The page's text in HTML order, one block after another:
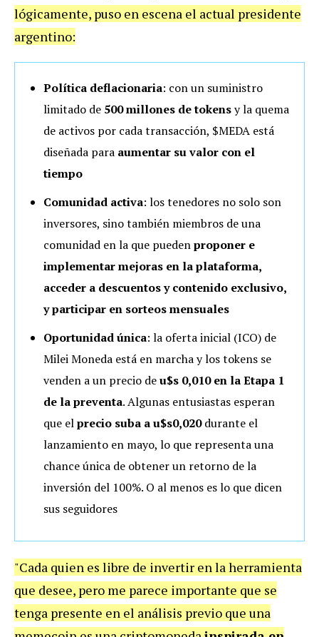
lógicamente, puso en escena el actual presidente
argentino:
Política deflacionaria: con un suministro
limitado de 500 millones de tokensy la quema
de activos por cada transacción, $MEDA está
diseñada para aumentar su valor con el
tiempo
Comunidad activa: los tenedores no solo son
inversores, sino también miembros de una
comunidad en la que puedenproponer e
implementar mejoras en la plataforma,
acceder a descuentos y contenido exclusivo,
y participar en sorteos mensuales
Oportunidad única: la oferta inicial (ICO) de
Milei Moneda está en marcha y los tokens se
venden a un precio deu$s 0,010 en la Etapa 1
de la preventa. Algunas entusiastas esperan
que elprecio suba a u$s0,020durante el
lanzamiento en mayo, lo que representa una
chance única de obtener un retorno de la
inversión del 100%. O al menos es lo que dicen
sus seguidores
"Cada quien es libre de invertir en la herramienta
que desee, pero me parece importante que se
tenga presente en el análisis previo que una